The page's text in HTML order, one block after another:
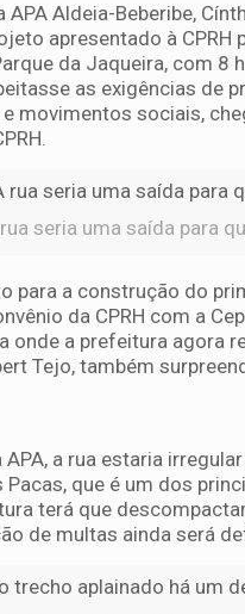
Aldeia-Beberibe,
apresentado à CPRH
da Jaqueira, com
as exigências de
movimentos sociais,
seria uma saída para
para a construção do
da CPRH com a
onde a prefeitura agora
Tejo, também
a rua estaria
que é um dos
terá que
de multas ainda será